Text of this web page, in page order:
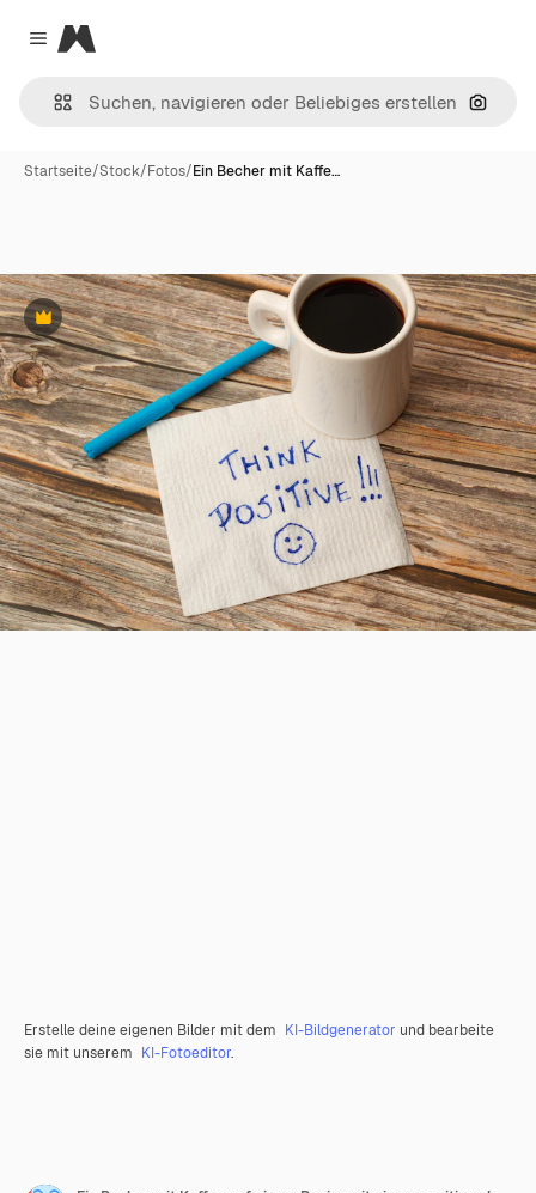
Close menu
Magnific
Nach
Startseite/Stock/Fotos/Ein Becher mit Kaffe…
Premium
Erstelle deine eigenen Bilder mit dem KI-Bildgenerator und bearbeite
sie mit unserem KI-Fotoeditor.